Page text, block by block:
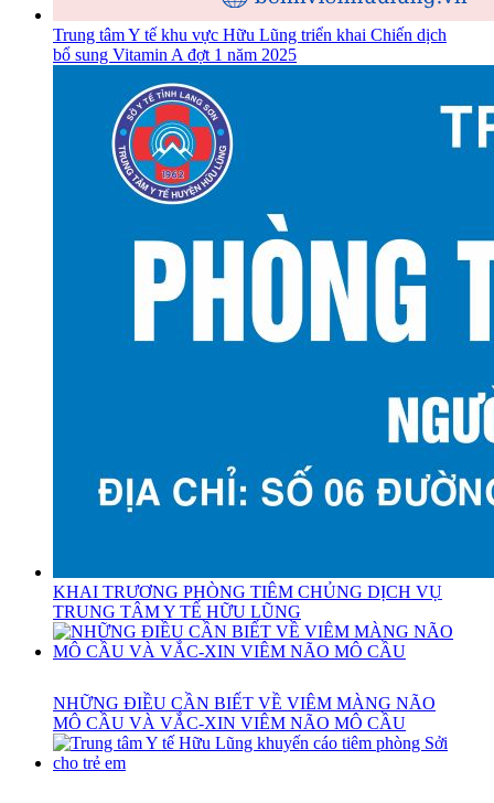
Trung tâm Y tế khu vực Hữu Lũng triển khai Chiến dịch
bổ sung Vitamin A đợt 1 năm 2025
KHAI TRƯƠNG PHÒNG TIÊM CHỦNG DỊCH VỤ
TRUNG TÂM Y TẾ HỮU LŨNG
NHỮNG ĐIỀU CẦN BIẾT VỀ VIÊM MÀNG NÃO
MÔ CẦU VÀ VẮC-XIN VIÊM NÃO MÔ CẦU